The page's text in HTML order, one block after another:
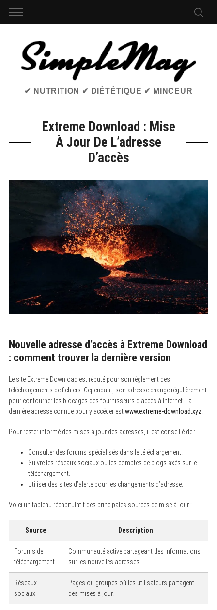
✔ NUTRITION ✔ DIÉTÉTIQUE ✔ MINCEUR
Extreme Download : Mise
À Jour De L’adresse
D’accès
Nouvelle adresse d’accès à Extreme Download
: comment trouver la dernière version
Le site Extreme Download est réputé pour son règlement des
téléchargements de fichiers. Cependant, son adresse change régulièrement
pour contourner les blocages des fournisseurs d’accès à Internet. La
dernière adresse connue pour y accéder estwww.extreme-download.xyz.
Pour rester informé des mises à jour des adresses, il est conseillé de :
Consulter des forums spécialisés dans le téléchargement.
Suivre les réseaux sociaux ou les comptes de blogs axés sur le
téléchargement.
Utiliser des sites d’alerte pour les changements d’adresse.
Voici un tableau récapitulatif des principales sources de mise à jour :
Source Description
Forums de
téléchargement
Communauté active partageant des informations
sur les nouvelles adresses.
Réseaux
sociaux
Pages ou groupes où les utilisateurs partagent
des mises à jour.